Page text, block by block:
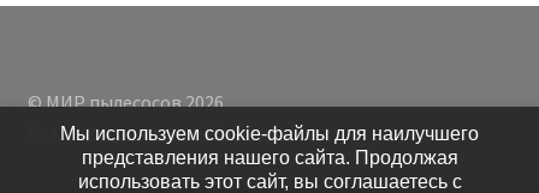
© МИР пылесосов 2026
Создано с помощью WooCommerce
Мы используем cookie-файлы для наилучшего
представления нашего сайта. Продолжая
использовать этот сайт, вы соглашаетесь с